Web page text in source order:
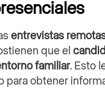
entrevistas
que el
familiar. Esto
para obtener